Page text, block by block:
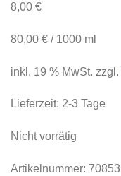
8,00 €
80,00 € / 1000 ml
inkl. 19 % MwSt. zzgl.
Lieferzeit: 2-3 Tage
Nicht vorrätig
Artikelnummer: 70853